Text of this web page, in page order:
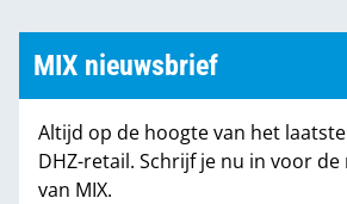
Marktcijfers
Partners
MIX nieuwsbrief
Altijd op de hoogte van het
DHZ-retail. Schrijf je nu in voor
van MIX.